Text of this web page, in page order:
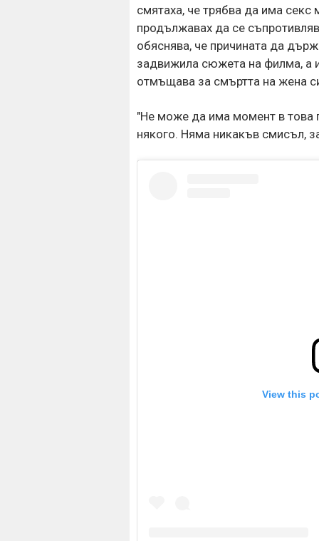
смятаха, че трябва да има
продължавах да се
обяснява, че причината да
задвижила сюжета на филма, а
отмъщава за смъртта на жена
"Не може да има момент в това
някого. Няма никакъв смисъл,
View this